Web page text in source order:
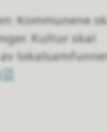
Kommunene
Kultur skal